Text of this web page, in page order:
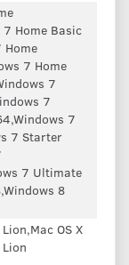
Home Basic
Home
7 Home
7
7
7
7 Starter
7 Ultimate
8
OS X